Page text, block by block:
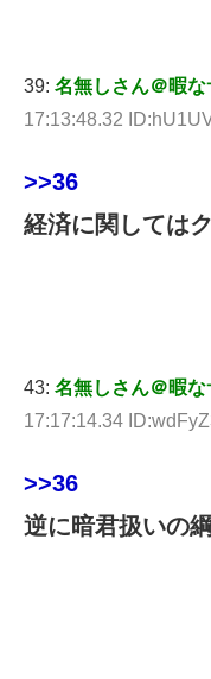
39: 名無しさん＠暇
17:13:48.32
>>36
経済に関しては
43: 名無しさん＠暇
17:17:14.34
>>36
逆に暗君扱いの